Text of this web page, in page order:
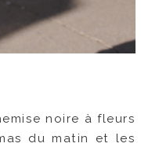
noire à fleurs
du matin et les